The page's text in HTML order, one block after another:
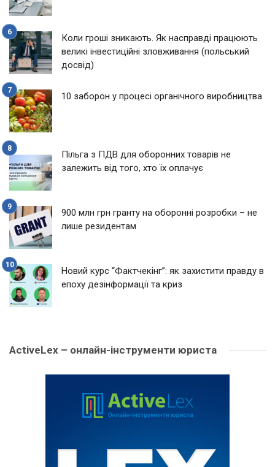
Коли гроші зникають. Як насправді працюють
великі інвестиційні зловживання (польський
досвід)
10 заборон у процесі органічного виробництва
Пільга з ПДВ для оборонних товарів не
залежить від того, хто їх оплачує
900 млн грн гранту на оборонні розробки – не
лише резидентам
Новий курс “Фактчекінг”: як захистити правду в
епоху дезінформації та криз
ActiveLex – онлайн-інструменти юриста